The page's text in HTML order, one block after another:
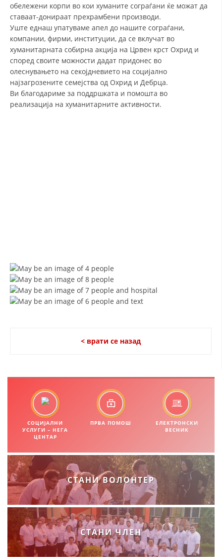
MЕЃУНАРОДНО ХУМАНИТАРНО ПРАВО
УПОТРЕБА И ЗАШТИТА НА АМБЛЕМОТ
СОЦИЈАЛНО ХУМАНИТАРНА ДЕЈНОСТ
КАКО ДА ДОНИРАТЕ
ПОДГОТВЕНОСТ И ДЕЈСТВО ПРИ КАТАСТРОФИ
ПРВА ПОМОШ
КРВОДАРИТЕЛСТВО
ИНФОРМАЦИИ ЗА БОЛЕСТИ
СТРАТЕГИИ
ЕДУКАТИВНО ИНФОРМАТИВНИ МАТЕРИЈАЛИ
БРОШУРИ
ПОСТЕРИ
ПРЕЗЕНТАЦИИ
обележени корпи во кои хуманите сограѓани ќе можат да
ставаат-донираат прехрамбени производи.
Уште еднаш упатуваме апел до нашите сограѓани,
компании, фирми, институции, да се вклучат во
хуманитарната собирна акција на Црвен крст Охрид и
според своите можности дадат придонес во
олеснувањето на секојдневието на социјално
најзагрозените семејства од Охрид и Дебрца.
Ви благодариме за поддршката и помошта во
реализација на хуманитарните активности.
< врати се назад
СОЦИЈАЛНИ
УСЛУГИ – НЕГА
ЦЕНТАР
ПРВА ПОМОШ
ЕЛЕКТРОНСКИ
ВЕСНИК
СТАНИ ВОЛОНТЕР
СТАНИ ЧЛЕН